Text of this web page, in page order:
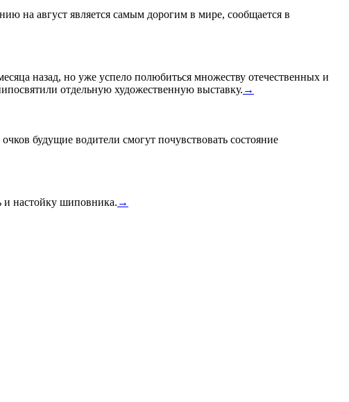
на август является самым дорогим в мире, сообщается в
назад, но уже успело полюбиться множеству отечественных и
отдельную художественную выставку. →
будущие водители смогут почувствовать состояние
и настойку шиповника. →